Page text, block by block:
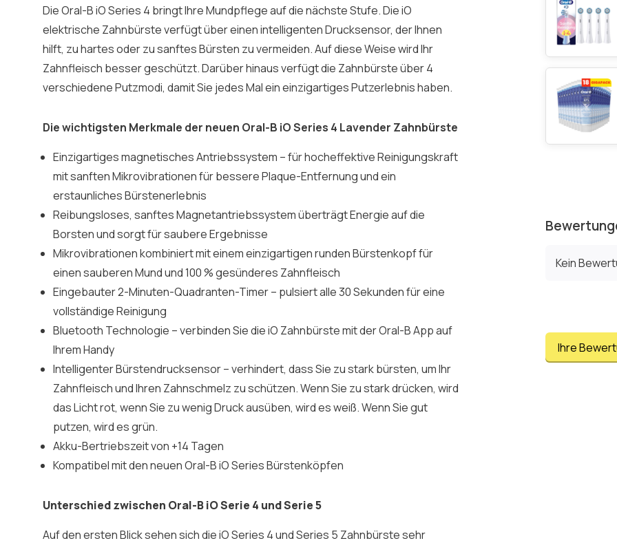
Die Oral-B iO Series 4 bringt Ihre Mundpflege auf die nächste Stufe. Die iO
elektrische Zahnbürste verfügt über einen intelligenten Drucksensor, der Ihnen
hilft, zu hartes oder zu sanftes Bürsten zu vermeiden. Auf diese Weise wird Ihr
Zahnfleisch besser geschützt. Darüber hinaus verfügt die Zahnbürste über 4
verschiedene Putzmodi, damit Sie jedes Mal ein einzigartiges Putzerlebnis haben.
Die wichtigsten Merkmale der neuen Oral-B iO Series 4 Lavender Zahnbürste
Einzigartiges magnetisches Antriebssystem – für hocheffektive Reinigungskraft
mit sanften Mikrovibrationen für bessere Plaque-Entfernung und ein
erstaunliches Bürstenerlebnis
Reibungsloses, sanftes Magnetantriebssystem überträgt Energie auf die
Borsten und sorgt für saubere Ergebnisse
Mikrovibrationen kombiniert mit einem einzigartigen runden Bürstenkopf für
einen sauberen Mund und 100 % gesünderes Zahnfleisch
Eingebauter 2-Minuten-Quadranten-Timer – pulsiert alle 30 Sekunden für eine
vollständige Reinigung
Bluetooth Technologie – verbinden Sie die iO Zahnbürste mit der Oral-B App auf
Ihrem Handy
Intelligenter Bürstendrucksensor – verhindert, dass Sie zu stark bürsten, um Ihr
Zahnfleisch und Ihren Zahnschmelz zu schützen. Wenn Sie zu stark drücken, wird
das Licht rot, wenn Sie zu wenig Druck ausüben, wird es weiß. Wenn Sie gut
putzen, wird es grün.
Akku-Bertriebszeit von +14 Tagen
Kompatibel mit den neuen Oral-B iO Series Bürstenköpfen
Unterschied zwischen Oral-B iO Serie 4 und Serie 5
Auf den ersten Blick sehen sich die iO Series 4 und Series 5 Zahnbürste sehr
Kein
Ihre